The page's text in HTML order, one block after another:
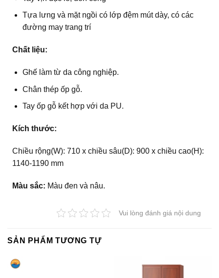
Tựa lưng và mặt ngồi có lớp đệm mút dày, có các
đường may trang trí
Chất liệu:
Ghế làm từ da công nghiệp.
Chân thép ốp gỗ.
Tay ốp gỗ kết hợp với da PU.
Kích thước:
Chiều rộng(W): 710 x chiều sâu(D): 900 x chiều cao(H):
1140-1190 mm
Màu sắc: Màu đen và nâu.
Vui lòng đánh giá nội dung
SẢN PHẨM TƯƠNG TỰ